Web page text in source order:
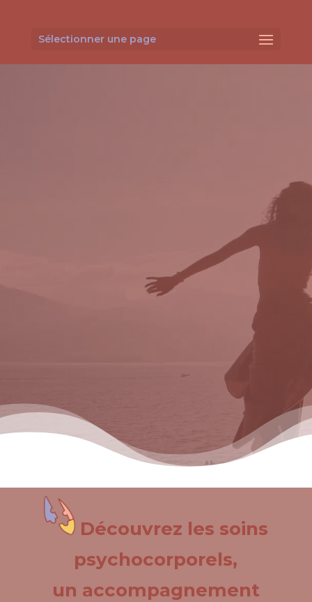
Sélectionner une page
Découvrez les soins
psychocorporels,
un accompagnement